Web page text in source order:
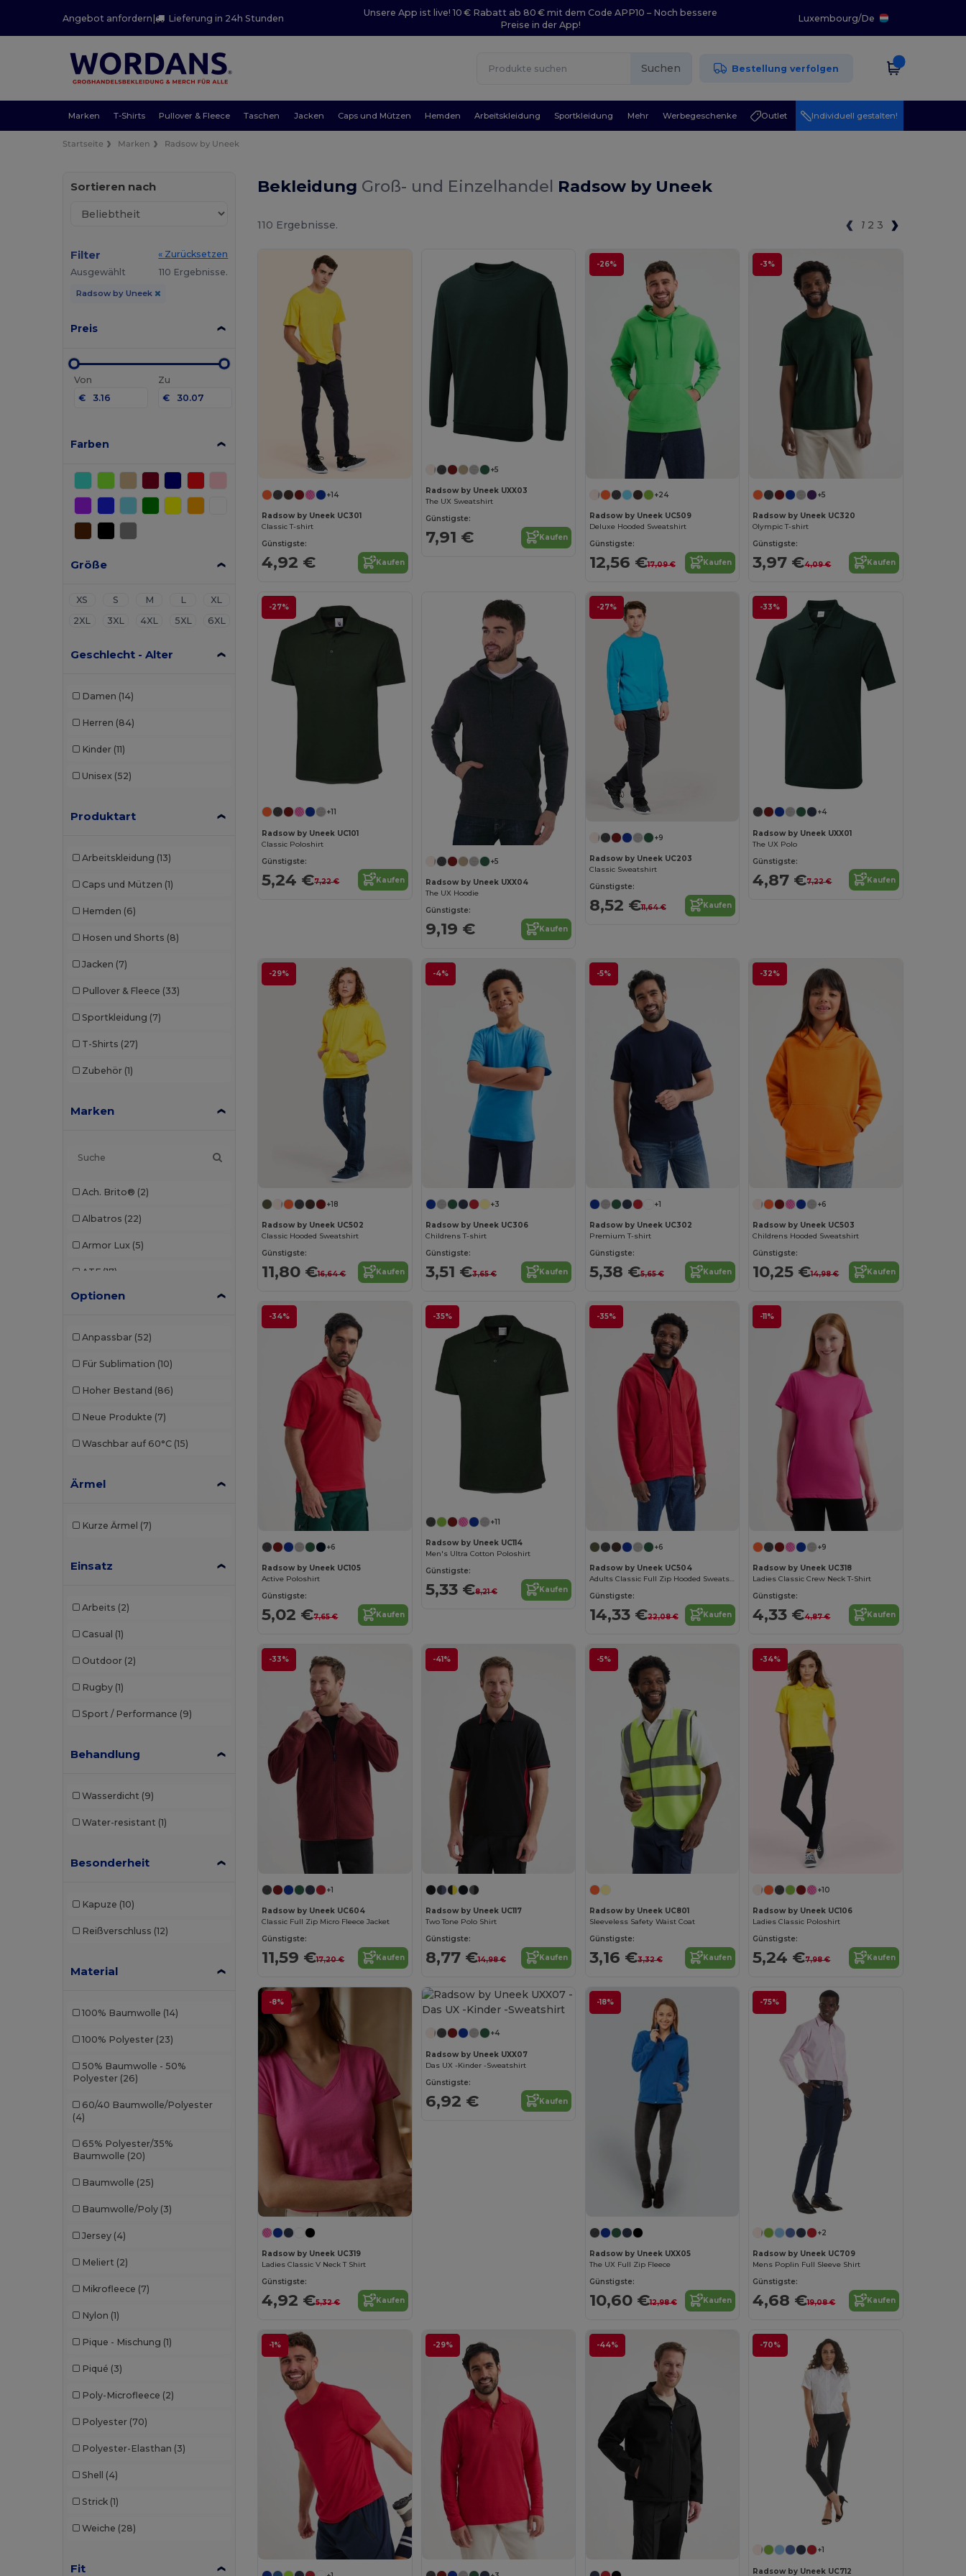
Angebot anfordern| Lieferung in 24h Stunden
Unsere App ist live! 10 € Rabatt ab 80 € mit dem Code APP10 – Noch bessere
Preise in der App!
Luxembourg/De
Suchen Bestellung verfolgen
Marken T-Shirts Pullover & Fleece Taschen Jacken Caps und Mützen Hemden Arbeitskleidung Sportkleidung Mehr Werbegeschenke Outlet Individuell gestalten!
Startseite Marken Radsow by Uneek
Sortieren nach
Filter
« Zurücksetzen
Ausgewählt
110 Ergebnisse.
Radsow by Uneek
Preis
Von
€
Zu
€
Farben
Größe
XS S M L
XL
2XL
3XL 4XL 5XL 6XL
Geschlecht - Alter
Damen (14)
Herren (84)
Kinder (11)
Unisex (52)
Produktart
Arbeitskleidung (13)
Caps und Mützen (1)
Hemden (6)
Hosen und Shorts (8)
Jacken (7)
Pullover & Fleece (33)
Sportkleidung (7)
T-Shirts (27)
Zubehör (1)
Marken
Ach. Brito® (2)
Albatros (22)
Armor Lux (5)
ATF (17)
Atlantis (102)
B&C Pro
Bagbase
Brook Taverner
Build Your Brand
Carhartt (12)
Caterpillar (2)
CG International (3)
Clubclass (20)
Craghoppers (14)
Crocs (3)
Dickies Medical
Digital Transfer (2)
(8)
(1257)
EgotierPro
Ekston (10)
Elevate
Elevate Essentials
Elevate Life (51)
Elevate NXT
Estex (16)
Et si on l'appelait Francis
EXCD by Promodoro (5)
Finden & Hales
Flexfit (159)
Front row (25)
Optionen
Anpassbar (52)
Für Sublimation (10)
Hoher Bestand (86)
Neue Produkte (7)
Waschbar auf 60°C (15)
Ärmel
Kurze Ärmel (7)
Einsatz
Arbeits (2)
Casual (1)
Outdoor (2)
Rugby (1)
Sport / Performance (9)
Behandlung
Wasserdicht (9)
Water-resistant (1)
Besonderheit
Kapuze (10)
Reißverschluss (12)
Material
100% Baumwolle (14)
100% Polyester (23)
50% Baumwolle - 50%
Polyester (26)
60/40 Baumwolle/Polyester
(4)
65% Polyester/35%
Baumwolle (20)
Baumwolle (25)
Baumwolle/Poly (3)
Jersey (4)
Meliert (2)
Mikrofleece (7)
Nylon (1)
Pique - Mischung (1)
Piqué (3)
Poly-Microfleece (2)
Polyester (70)
Polyester-Elasthan (3)
Shell (4)
Strick (1)
Weiche (28)
Fit
Bekleidung Groß- und Einzelhandel Radsow by Uneek
110 Ergebnisse. 1 2 3
+14
Radsow by Uneek UC301
Classic T-shirt
Günstigste:
4,92 € Kaufen
+5
Radsow by Uneek UXX03
The UX Sweatshirt
Günstigste:
7,91 € Kaufen
-26%
+24
Radsow by Uneek UC509
Deluxe Hooded Sweatshirt
Günstigste:
12,56 €17,09 € Kaufen
-3%
+5
Radsow by Uneek UC320
Olympic T-shirt
Günstigste:
3,97 €4,09 € Kaufen
-27%
+11
Radsow by Uneek UC101
Classic Poloshirt
Günstigste:
5,24 €7,22 € Kaufen
+5
Radsow by Uneek UXX04
The UX Hoodie
Günstigste:
9,19 € Kaufen
-27%
+9
Radsow by Uneek UC203
Classic Sweatshirt
Günstigste:
8,52 €11,64 € Kaufen
-33%
+4
Radsow by Uneek UXX01
The UX Polo
Günstigste:
4,87 €7,22 € Kaufen
-29%
+18
Radsow by Uneek UC502
Classic Hooded Sweatshirt
Günstigste:
11,80 €16,64 € Kaufen
-4%
+3
Radsow by Uneek UC306
Childrens T-shirt
Günstigste:
3,51 €3,65 € Kaufen
-5%
+1
Radsow by Uneek UC302
Premium T-shirt
Günstigste:
5,38 €5,65 € Kaufen
-32%
+6
Radsow by Uneek UC503
Childrens Hooded Sweatshirt
Günstigste:
10,25 €14,98 € Kaufen
-34%
+6
Radsow by Uneek UC105
Active Poloshirt
Günstigste:
5,02 €7,65 € Kaufen
-35%
+11
Radsow by Uneek UC114
Men's Ultra Cotton Poloshirt
Günstigste:
5,33 €8,21 € Kaufen
-35%
+6
Radsow by Uneek UC504
Adults Classic Full Zip Hooded Sweatshirt
Günstigste:
14,33 €22,08 € Kaufen
-11%
+9
Radsow by Uneek UC318
Ladies Classic Crew Neck T-Shirt
Günstigste:
4,33 €4,87 € Kaufen
-33%
+1
Radsow by Uneek UC604
Classic Full Zip Micro Fleece Jacket
Günstigste:
11,59 €17,20 € Kaufen
-41%
Radsow by Uneek UC117
Two Tone Polo Shirt
Günstigste:
8,77 €14,98 € Kaufen
-5%
Radsow by Uneek UC801
Sleeveless Safety Waist Coat
Günstigste:
3,16 €3,32 € Kaufen
-34%
+10
Radsow by Uneek UC106
Ladies Classic Poloshirt
Günstigste:
5,24 €7,98 € Kaufen
-8%
Radsow by Uneek UC319
Ladies Classic V Neck T Shirt
Günstigste:
4,92 €5,32 € Kaufen
+4
Radsow by Uneek UXX07
Das UX -Kinder -Sweatshirt
Günstigste:
6,92 € Kaufen
-18%
Radsow by Uneek UXX05
The UX Full Zip Fleece
Günstigste:
10,60 €12,98 € Kaufen
-75%
+2
Radsow by Uneek UC709
Mens Poplin Full Sleeve Shirt
Günstigste:
4,68 €19,08 € Kaufen
-1% -29% -44% -70%
+1
Radsow by Uneek UC712